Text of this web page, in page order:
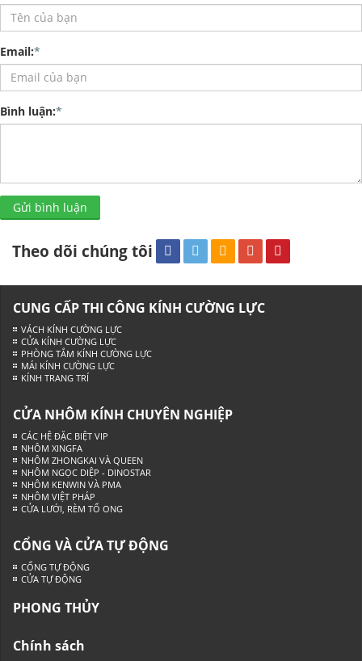
Email:*
Bình luận:*
Gửi bình luận
Theo dõi chúng tôi
CUNG CẤP THI CÔNG KÍNH CƯỜNG LỰC
VÁCH KÍNH CƯỜNG LỰC
CỬA KÍNH CƯỜNG LỰC
PHÒNG TẮM KÍNH CƯỜNG LỰC
MÁI KÍNH CƯỜNG LỰC
KÍNH TRANG TRÍ
CỬA NHÔM KÍNH CHUYÊN NGHIỆP
CÁC HỆ ĐẶC BIỆT VIP
NHÔM XINGFA
NHÔM ZHONGKAI VÀ QUEEN
NHÔM NGỌC DIỆP - DINOSTAR
NHÔM KENWIN VÀ PMA
NHÔM VIỆT PHÁP
CỬA LƯỚI, RÈM TỔ ONG
CỔNG VÀ CỬA TỰ ĐỘNG
CỔNG TỰ ĐỘNG
CỬA TỰ ĐỘNG
PHONG THỦY
Chính sách